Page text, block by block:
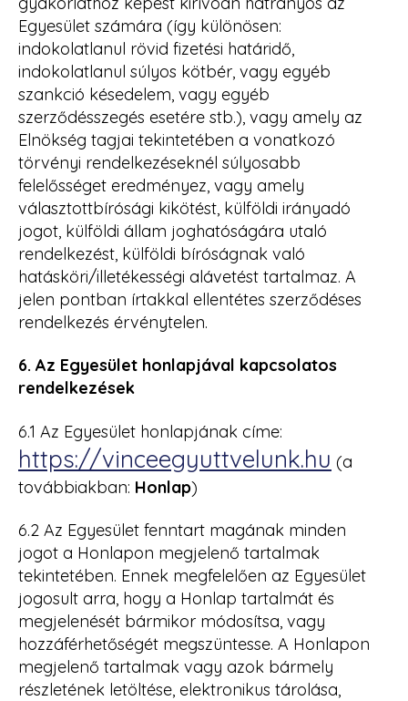
Egyesület számára (így különösen:
indokolatlanul rövid fizetési határidő,
indokolatlanul súlyos kötbér, vagy egyéb
szankció késedelem, vagy egyéb
szerződésszegés esetére stb.), vagy amely az
Elnökség tagjai tekintetében a vonatkozó
törvényi rendelkezéseknél súlyosabb
felelősséget eredményez, vagy amely
választottbírósági kikötést, külföldi irányadó
jogot, külföldi állam joghatóságára utaló
rendelkezést, külföldi bíróságnak való
hatásköri/illetékességi alávetést tartalmaz. A
jelen pontban írtakkal ellentétes szerződéses
rendelkezés érvénytelen.
6. Az Egyesület honlapjával kapcsolatos
rendelkezések
6.1 Az Egyesület honlapjának címe:
https://vinceegyuttvelunk.hu (a
továbbiakban: Honlap)
6.2 Az Egyesület fenntart magának minden
jogot a Honlapon megjelenő tartalmak
tekintetében. Ennek megfelelően az Egyesület
jogosult arra, hogy a Honlap tartalmát és
megjelenését bármikor módosítsa, vagy
hozzáférhetőségét megszüntesse. A Honlapon
megjelenő tartalmak vagy azok bármely
részletének letöltése, elektronikus tárolása,